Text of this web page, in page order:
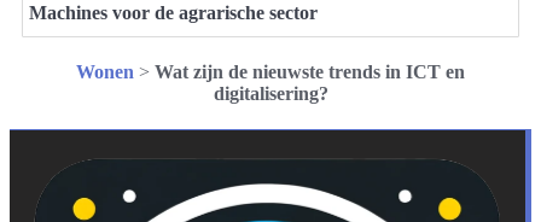
Machines voor de agrarische sector
Wonen > Wat zijn de nieuwste trends in ICT en
digitalisering?